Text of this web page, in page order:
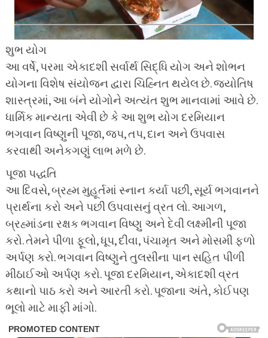
શુભ યોગ
આ વર્ષે, પરમા એકાદશી સર્વાર્થ સિદ્ધિ યોગ અને શોભન
યોગના વિશેષ સંયોજન દ્વારા ચિહ્નિત થયેલ છે. જ્યોતિષ
શાસ્ત્રમાં, આ બંને યોગોને અત્યંત શુભ માનવામાં આવે છે.
ધાર્મિક માન્યતા એવી છે કે આ શુભ યોગ દરમિયાન
ભગવાન વિષ્ણુની પૂજા, જપ, તપ, દાન અને ઉપવાસ
કરવાથી અનેકગણું લાભ મળે છે.
પૂજા પદ્ધતિ
આ દિવસે, બ્રહ્મ મુહૂર્તમાં સ્નાન કર્યા પછી, સૂર્ય ભગવાનને
પ્રાર્થના કરો અને પછી ઉપવાસનું વ્રત લો. આગળ,
બ્રહ્માંડના રક્ષક ભગવાન વિષ્ણુ અને દેવી લક્ષ્મીની પૂજા
કરો. તેમને પીળા ફૂલો, ધૂપ, દીવા, પંચામૃત અને મોસમી ફળો
અર્પણ કરો. ભગવાન વિષ્ણુને તુલસીના પાન સહિત પીળી
મીઠાઈઓ અર્પણ કરો. પૂજા દરમિયાન, એકાદશી વ્રત
કથાનો પાઠ કરો અને આરતી કરો. પૂજાના અંતે, કોઈપણ
ભૂલો માટે માફી માંગો.